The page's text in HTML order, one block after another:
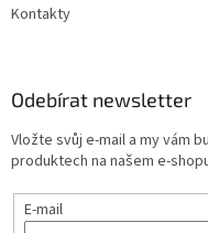
Kontakty
Odebírat newsletter
Vložte svůj e-mail a my vám
produktech na našem e-
E-mail